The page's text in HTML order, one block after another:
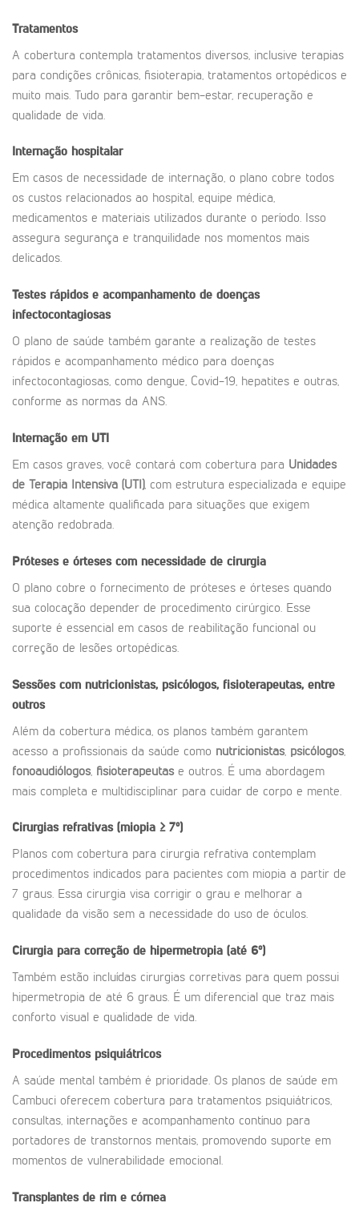
Tratamentos
A cobertura contempla tratamentos diversos, inclusive terapias
para condições crônicas, fisioterapia, tratamentos ortopédicos e
muito mais. Tudo para garantir bem-estar, recuperação e
qualidade de vida.
Internação hospitalar
Em casos de necessidade de internação, o plano cobre todos
os custos relacionados ao hospital, equipe médica,
medicamentos e materiais utilizados durante o período. Isso
assegura segurança e tranquilidade nos momentos mais
delicados.
Testes rápidos e acompanhamento de doenças
infectocontagiosas
O plano de saúde também garante a realização de testes
rápidos e acompanhamento médico para doenças
infectocontagiosas, como dengue, Covid-19, hepatites e outras,
conforme as normas da ANS.
Internação em UTI
Em casos graves, você contará com cobertura para Unidades
de Terapia Intensiva (UTI), com estrutura especializada e equipe
médica altamente qualificada para situações que exigem
atenção redobrada.
Próteses e órteses com necessidade de cirurgia
O plano cobre o fornecimento de próteses e órteses quando
sua colocação depender de procedimento cirúrgico. Esse
suporte é essencial em casos de reabilitação funcional ou
correção de lesões ortopédicas.
Sessões com nutricionistas, psicólogos, fisioterapeutas, entre
outros
Além da cobertura médica, os planos também garantem
acesso a profissionais da saúde como nutricionistas, psicólogos,
fonoaudiólogos, fisioterapeutase outros. É uma abordagem
mais completa e multidisciplinar para cuidar de corpo e mente.
Cirurgias refrativas (miopia ≥ 7º)
Planos com cobertura para cirurgia refrativa contemplam
procedimentos indicados para pacientes com miopia a partir de
7 graus. Essa cirurgia visa corrigir o grau e melhorar a
qualidade da visão sem a necessidade do uso de óculos.
Cirurgia para correção de hipermetropia (até 6º)
Também estão incluídas cirurgias corretivas para quem possui
hipermetropia de até 6 graus. É um diferencial que traz mais
conforto visual e qualidade de vida.
Procedimentos psiquiátricos
A saúde mental também é prioridade. Os planos de saúde em
Cambuci oferecem cobertura para tratamentos psiquiátricos,
consultas, internações e acompanhamento contínuo para
portadores de transtornos mentais, promovendo suporte em
momentos de vulnerabilidade emocional.
Transplantes de rim e córnea